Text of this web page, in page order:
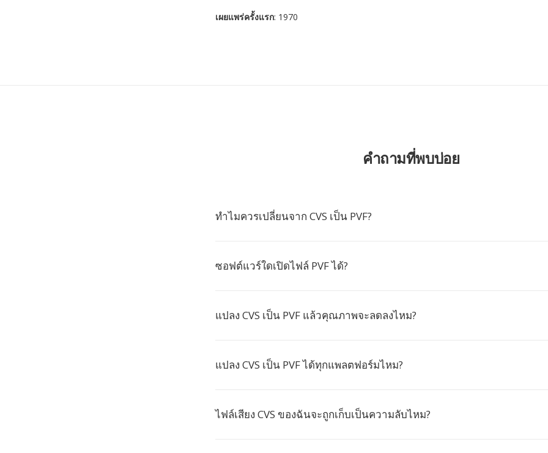
เผยแพร่ครั้งแรก: 1970
คำถามที่พบบ่อย
ทำไมควรเปลี่ยนจาก CVS เป็น PVF?
ซอฟต์แวร์ใดเปิดไฟล์ PVF ได้?
แปลง CVS เป็น PVF แล้วคุณภาพจะลดลงไหม?
แปลง CVS เป็น PVF ได้ทุกแพลตฟอร์มไหม?
ไฟล์เสียง CVS ของฉันจะถูกเก็บเป็นความลับไหม?